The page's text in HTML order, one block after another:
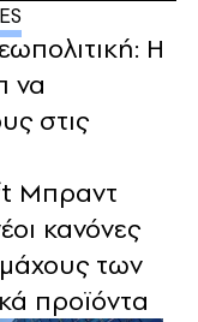
Η
να
στις
Μπραντ
κανόνες
των
προϊόντα